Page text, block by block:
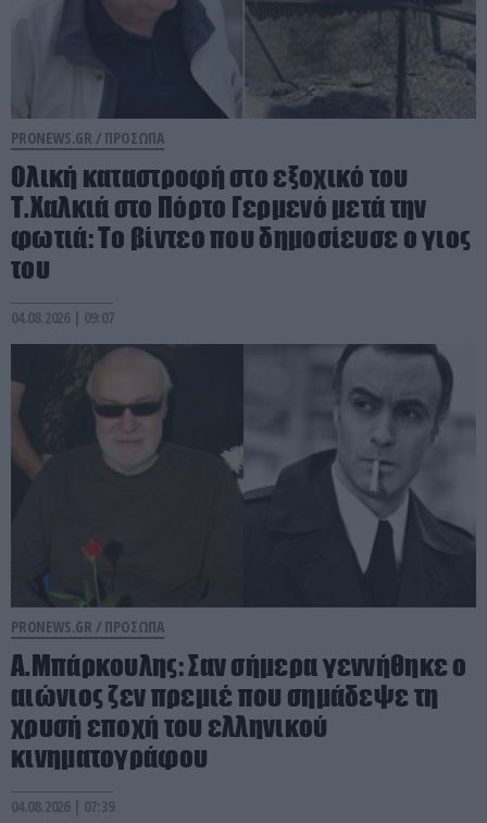
PRONEWS.GR / ΠΡΟΣΩΠΑ
Ολική καταστροφή στο εξοχικό του
Τ.Χαλκιά στο Πόρτο Γερμενό μετά την
φωτιά: Tο βίντεο που δημοσίευσε ο γιος
του
04.08.2026 | 09:07
PRONEWS.GR / ΠΡΟΣΩΠΑ
Α.Μπάρκουλης: Σαν σήμερα γεννήθηκε ο
αιώνιος ζεν πρεμιέ που σημάδεψε τη
χρυσή εποχή του ελληνικού
κινηματογράφου
04.08.2026 | 07:39